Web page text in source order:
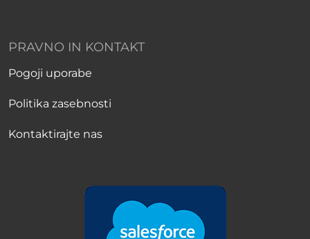
PRAVNO IN KONTAKT
Pogoji uporabe
Politika zasebnosti
Kontaktirajte nas